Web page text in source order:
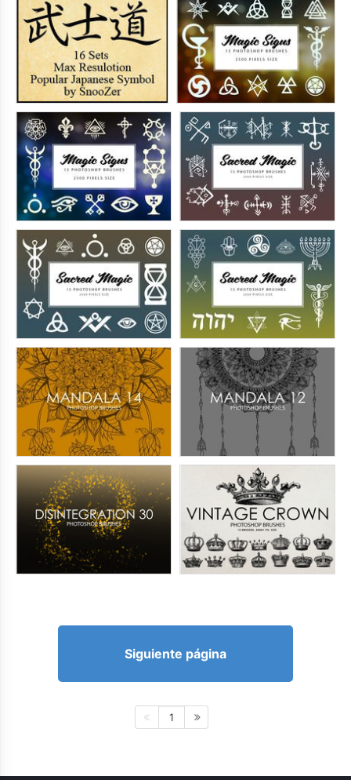
Siguiente página
1